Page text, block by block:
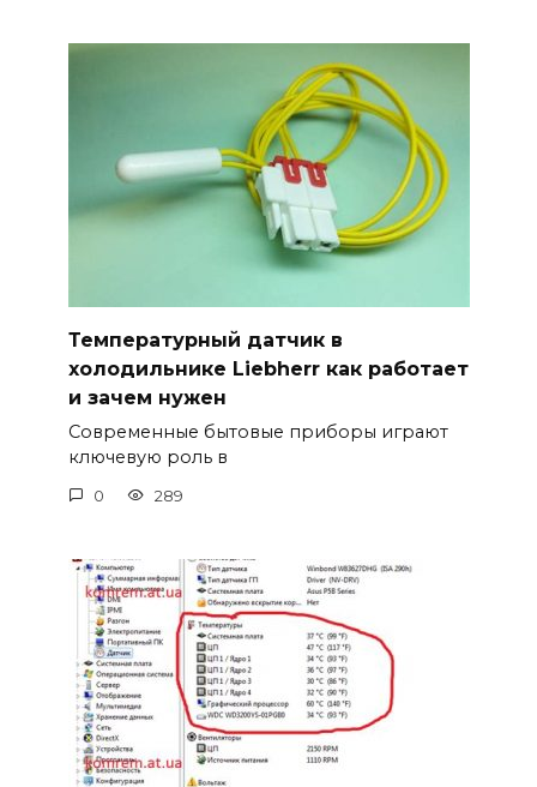
Температурный датчик в
холодильнике Liebherr как работает
и зачем нужен
Современные бытовые приборы играют
ключевую роль в
0 289